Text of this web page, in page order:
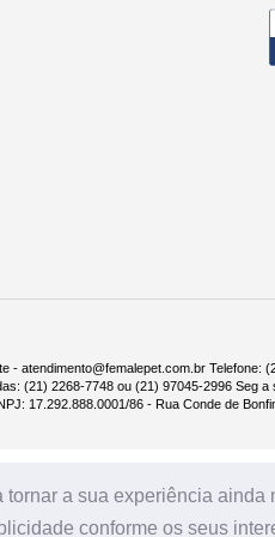
uma combinação de dois
fazendeiros, proprietários de
a operar seu negócio da maneira
fornecendo soluções integradas com
para administração oral para Cães de
- atendimento@femalepet.com.br
(21) 2268-7748 ou (21) 97045-2996 Seg
17.292.888.0001/86 - Rua Conde de
a sua experiência
conforme os seus